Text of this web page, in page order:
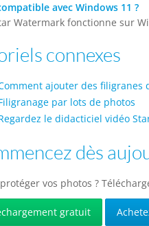
avec Windows 11 ?
Watermark fonctionne sur
connexes
ajouter des filigranes
par lots de photos
le didacticiel vidéo
dès
vos photos ?
gratuit